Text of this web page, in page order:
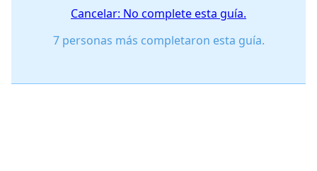
Cancelar: No complete esta guía.
7 personas más completaron esta guía.